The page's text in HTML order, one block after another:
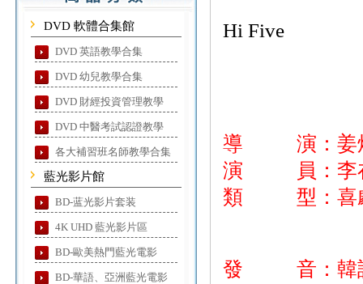
DVD 軟體合集館
DVD 英語教學合集
DVD 幼兒教學合集
DVD 財經投資管理教學
DVD 中醫考試認證教學
各大補習班名師教學合集
藍光影片館
BD-蓝光影片套装
4K UHD 藍光影片區
BD-歐美熱門藍光電影
BD-華語、亞洲藍光電影
Hi Five
導 演：姜
演 員：李在
類 型：喜
發 音：韓